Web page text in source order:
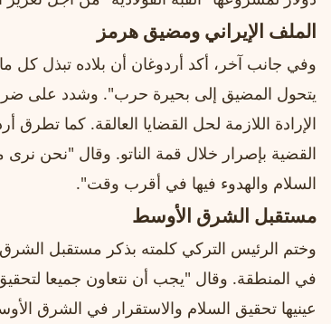
الملف الإيراني ومضيق هرمز
وفي جانب آخر، أكد أردوغان أن بلاده تبذل كل
يتحول المضيق إلى بحيرة حرب". وشدد على
الإرادة اللازمة لحل القضايا العالقة. كما
القضية بإصرار خلال قمة الناتو. وقال "نحن
السلام والهدوء فيها في أقرب وقت".
مستقبل الشرق الأوسط
وختم الرئيس التركي كلمته بذكر مستقبل
في المنطقة. وقال "يجب أن نتعاون جميعا
عينيها تحقيق السلام والاستقرار في الشرق